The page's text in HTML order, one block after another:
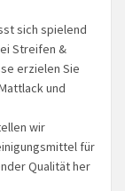
sich spielend
Streifen &
erzielen Sie
und
wir
für
Qualität her